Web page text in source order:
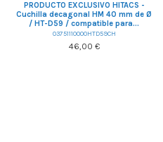
PRODUCTO EXCLUSIVO HITACS -
Cuchilla decagonal HM 40 mm de Ø
/ HT-D59 / compatible para...
03751110000HTD59CH
46,00 €